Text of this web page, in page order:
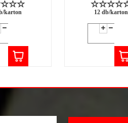
karton 12 db/karton